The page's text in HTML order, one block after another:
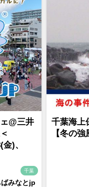
@三井
)、
千葉
ばみなとjp
千葉海上
【冬の強